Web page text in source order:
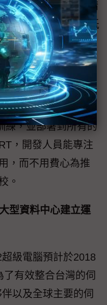
提供FP16與INT8精
倍的推論吞吐量(與低
)。」
可以部署在NVIDIA
嵌入式平台。而
都能在資料中心的
練，並部署到所有的
，開發人員能專注
，而不用費心為推
。
型資料中心建立運
級電腦預計於2018
有效整合台灣的伺
以及全球主要的伺